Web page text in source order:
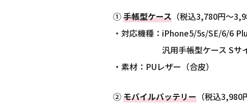
①手帳型ケース （税込3,780円～
・対応機種：iPhone5/5s/SE/6/6
汎用手帳型ケース Sサイズ/
・素材：PUレザー（合皮）
②モバイルバッテリー （税込3,980